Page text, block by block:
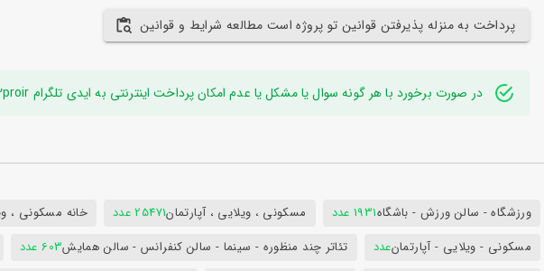
پرداخت به منزله پذیرفتن قوانین تو پروژه است مطالعه شرایط و قوانین
در صورت برخورد با هر گونه سوال یا مشکل یا عدم امکان پرداخت اینترنتی به ایدی تلگرام e2proir@ پیغام بفرستید
ورزشگاه - سالن ورزش - باشگاه1931 عدد مسکونی ، ویلایی ، آپارتمان25471 عدد خانه مسکونی ،
مسکونی - ویلایی - آپارتمانعدد تئاتر چند منظوره - سینما - سالن کنفرانس - سالن همایش603 عدد